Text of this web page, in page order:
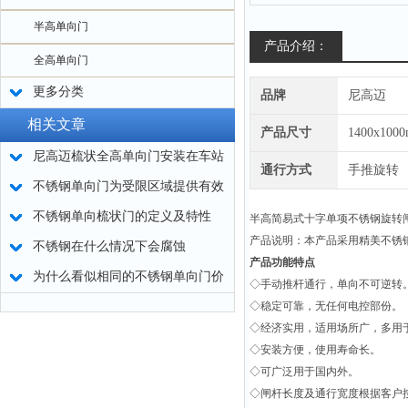
半高单向门
全高单向门
更多分类
相关文章
尼高迈梳状全高单向门安装在车站
出口安全又实用
不锈钢单向门为受限区域提供有效
安全保护
不锈钢单向梳状门的定义及特性
不锈钢在什么情况下会腐蚀
为什么看似相同的不锈钢单向门价
产品介绍：
品牌 尼高迈
产品尺寸
通行方式 手推旋转
半高简易式十字单项不锈钢旋转
产品说明：本产品采用精美不
产品功能特点
◇手动推杆通行，单向不可逆转
◇稳定可靠，无任何电控部份。
◇经济实用，适用场所广，多用
◇安装方便，使用寿命长。
◇可广泛用于国内外。
◇闸杆长度及通行宽度根据客户